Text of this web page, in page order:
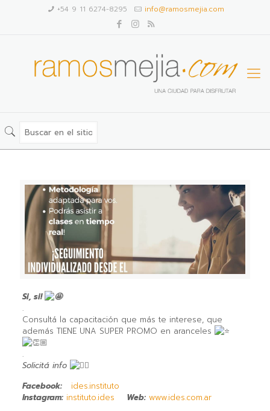
+54 9 11 6274-8295 info@ramosmejia.com
Si, si!
.
Consultá la capacitación que más te interese, que
además TIENE UNA SUPER PROMO en aranceles
.
Solicitá info
Facebook:
ides.instituto
Instagram: instituto.ides Web: www.ides.com.ar